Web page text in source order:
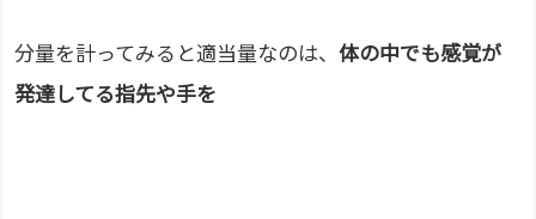
分量を計ってみると適当量なのは、体の中でも感覚が
発達してる指先や手を